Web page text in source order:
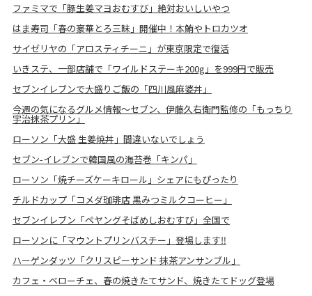
ファミマで「豚生姜マヨおむすび」絶対おいしいやつ
はま寿司「春の豪華とろ三昧」開催中！本鮪やトロカツオ
サイゼリヤの「アロスティチーニ」が東京限定で復活
いきステ、一部店舗で「ワイルドステーキ200g」を999円で販売
セブンイレブンで大盛りご飯の「四川風麻婆丼」
今週の気になるグルメ情報～セブン、伊藤久右衛門監修の「もっちり
宇治抹茶プリン」
ローソン「大盛 生姜焼丼」間違いないでしょう
セブン-イレブンで韓国風の海苔巻「キンパ」
ローソン「焼チーズケーキロール」シェアにもぴったり
チルドカップ「コメダ珈琲店 黒みつミルクコーヒー」
セブンイレブン「ペヤングそばめしおむすび」全国で
ローソンに「マウントプリンバスチー」登場します‼
ハーゲンダッツ「クリスピーサンド 抹茶アンサンブル」
カフェ・ベローチェ、春の焼きたてサンド、焼きたてドッグ登場